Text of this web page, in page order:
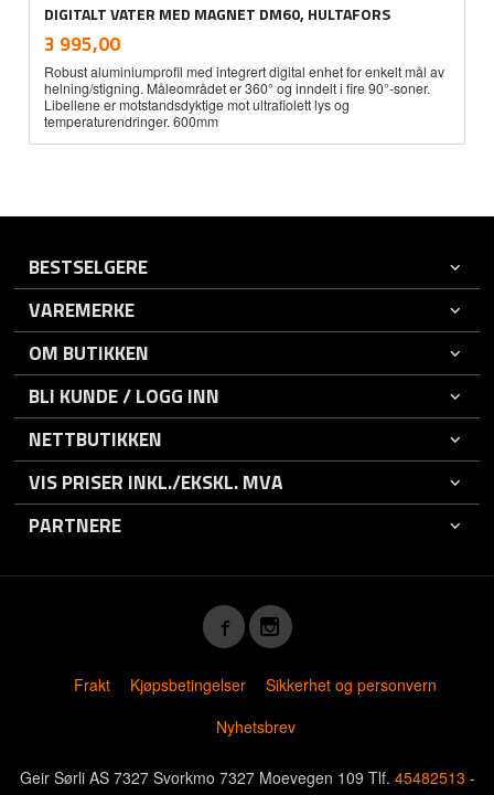
DIGITALT VATER MED MAGNET DM60, HULTAFORS
Pris
3 995,00mva.
Robust aluminiumprofil med integrert digital enhet for enkelt mål av
helning/stigning. Måleområdet er 360° og inndelt i fire 90°-soner.
Libellene er motstandsdyktige mot ultrafiolett lys og
temperaturendringer. 600mm
BESTSELGERE
VAREMERKE
OM BUTIKKEN
BLI KUNDE / LOGG INN
NETTBUTIKKEN
VIS PRISER INKL./EKSKL. MVA
PARTNERE
Frakt Kjøpsbetingelser
Sikkerhet og personvern
Nyhetsbrev
Geir Sørli AS 7327 Svorkmo 7327 Moevegen 109 Tlf. 45482513 -